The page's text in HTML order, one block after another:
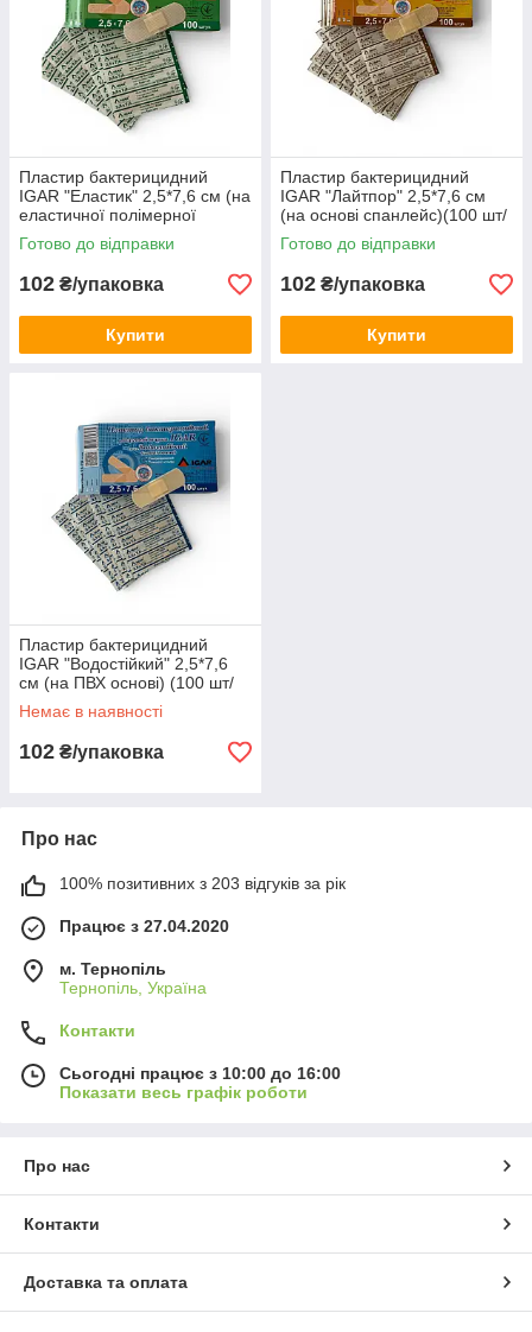
Пластир бактерицидний
IGAR "Еластик" 2,5*7,6 см (на
еластичної полімерної
основі)(100 шт/уп.)
Готово до відправки
102 ₴/упаковка
Купити
Пластир бактерицидний
IGAR "Лайтпор" 2,5*7,6 см
(на основі спанлейс)(100 шт/
уп.)
Готово до відправки
102 ₴/упаковка
Купити
Пластир бактерицидний
IGAR "Водостійкий" 2,5*7,6
см (на ПВХ основі) (100 шт/
уп.)
Немає в наявності
102 ₴/упаковка
Про нас
100% позитивних з 203 відгуків за рік
Працює з 27.04.2020
м. Тернопіль
Тернопіль, Україна
Контакти
Сьогодні працює з 10:00 до 16:00
Показати весь графік роботи
Про нас
Контакти
Доставка та оплата